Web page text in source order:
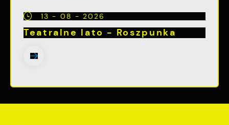
13 - 08 - 2026
Teatralne lato - Roszpunka